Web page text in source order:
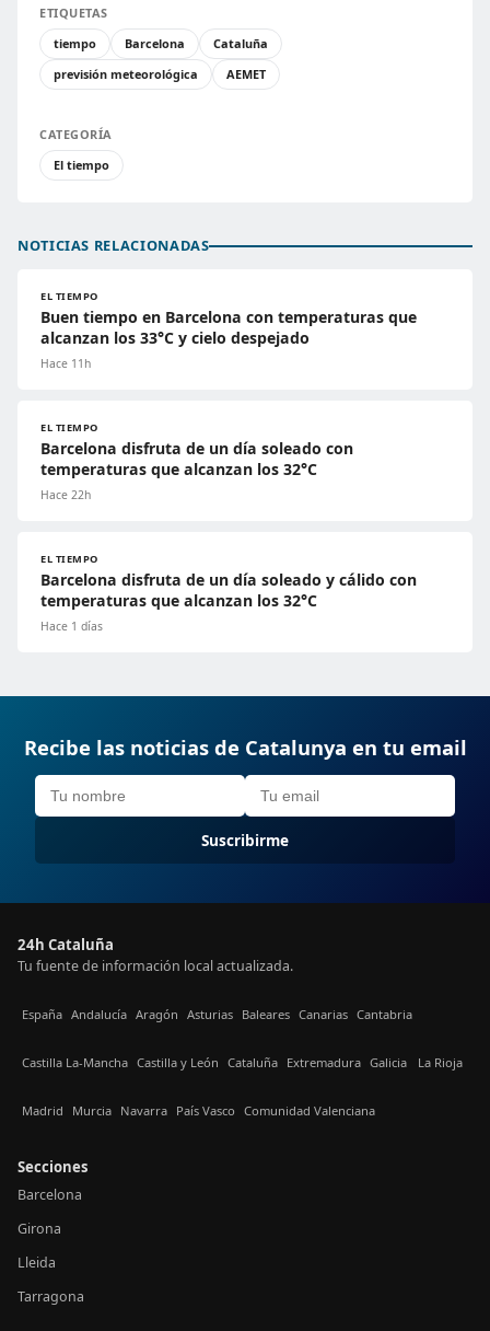
ETIQUETAS
tiempo
Barcelona
Cataluña
previsión meteorológica
AEMET
CATEGORÍA
El tiempo
NOTICIAS RELACIONADAS
EL TIEMPO
Buen tiempo en Barcelona con temperaturas que
alcanzan los 33°C y cielo despejado
Hace 11h
EL TIEMPO
Barcelona disfruta de un día soleado con
temperaturas que alcanzan los 32°C
Hace 22h
EL TIEMPO
Barcelona disfruta de un día soleado y cálido con
temperaturas que alcanzan los 32°C
Hace 1 días
Recibe las noticias de Catalunya en tu email
Suscribirme
24h Cataluña
Tu fuente de información local actualizada.
España Andalucía Aragón Asturias Baleares Canarias Cantabria
Castilla La-Mancha Castilla y León Cataluña Extremadura Galicia La Rioja
Madrid Murcia Navarra País Vasco Comunidad Valenciana
Secciones
Barcelona
Girona
Lleida
Tarragona